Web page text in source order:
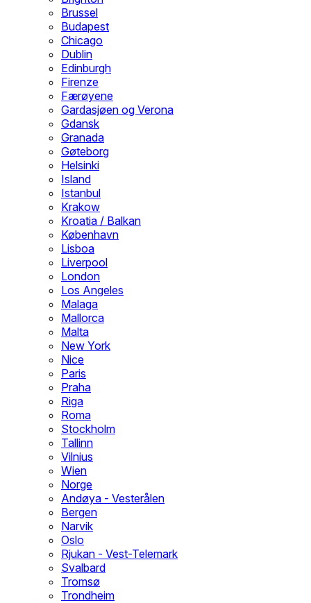
Brussel
Budapest
Chicago
Dublin
Edinburgh
Firenze
Færøyene
Gardasjøen og Verona
Gdansk
Granada
Gøteborg
Helsinki
Island
Istanbul
Krakow
Kroatia / Balkan
København
Lisboa
Liverpool
London
Los Angeles
Malaga
Mallorca
Malta
New York
Nice
Paris
Praha
Riga
Roma
Stockholm
Tallinn
Vilnius
Wien
Norge
Andøya - Vesterålen
Bergen
Narvik
Oslo
Rjukan - Vest-Telemark
Svalbard
Tromsø
Trondheim